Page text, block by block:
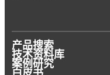
产品搜索
技术资料库
案例研究